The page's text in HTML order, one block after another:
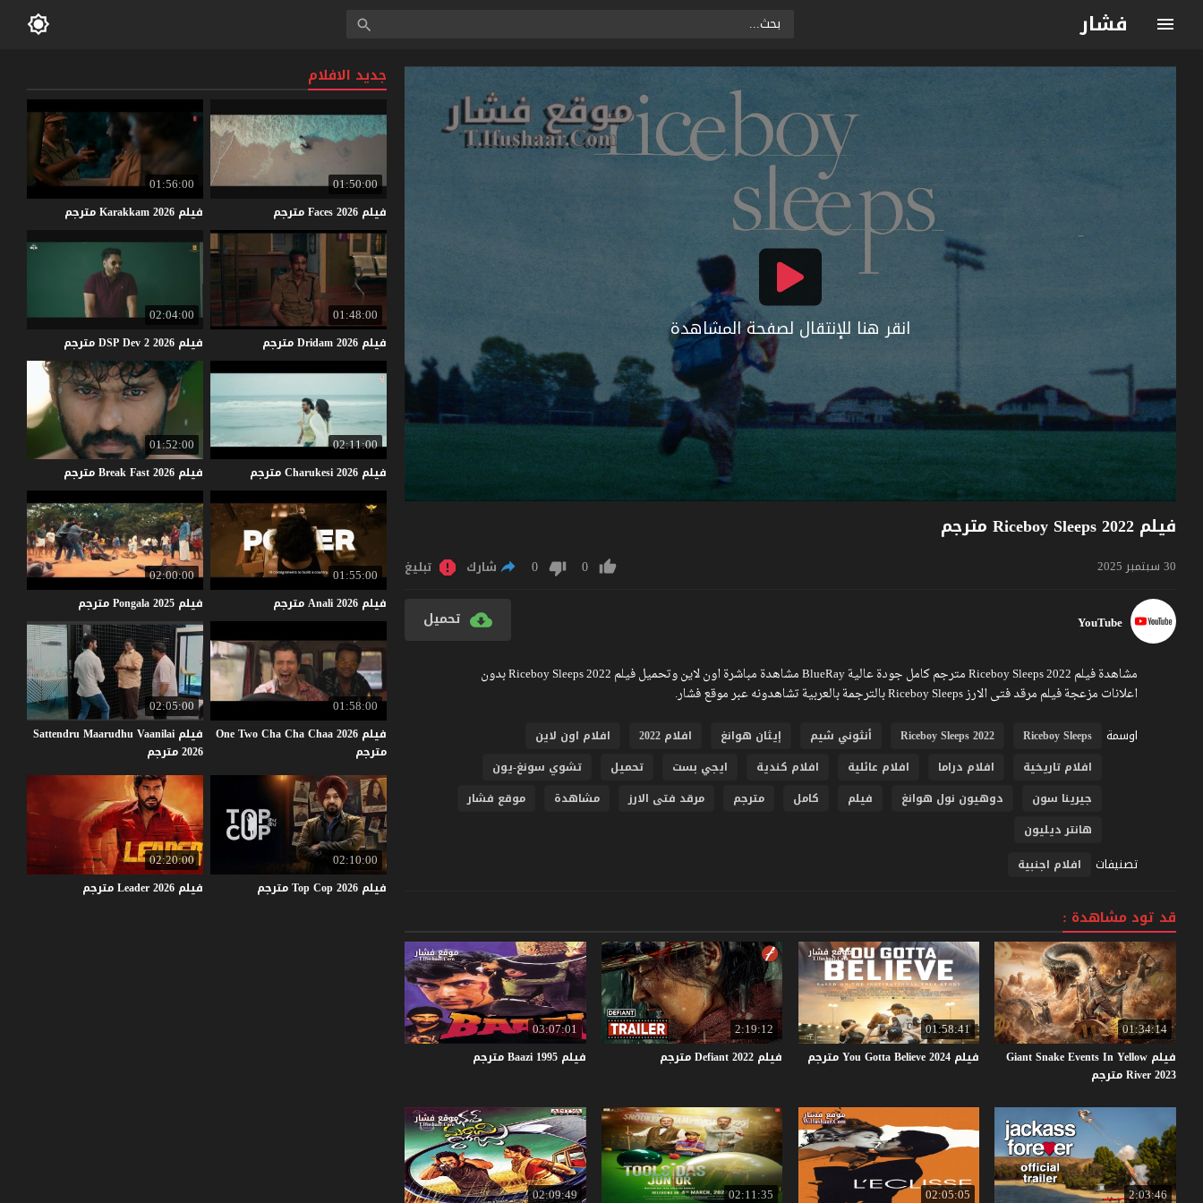
فشار
انقر هنا للإنتقال لصفحة المشاهدة
فيلم Riceboy Sleeps 2022 مترجم
30 سبتمبر 2025 0
0 شارك تبليغ
YouTube تحميل
مشاهدة فيلم Riceboy Sleeps 2022 مترجم كامل جودة عالية BlueRay مشاهدة مباشرة اون لاين وتحميل فيلم Riceboy Sleeps 2022 بدون
اعلانات مزعجة فيلم مرقد فتى الارز Riceboy Sleeps بالترجمة بالعربية تشاهدونه عبر موقع فشار.
اوسمة
Riceboy Sleeps
Riceboy Sleeps 2022 أنثوني شيم إيثان هوانغ افلام 2022
افلام اون لاين
افلام تاريخية
افلام دراما افلام عائلية افلام كندية ايجي بست تحميل
تشوي سونغ-يون
جيرينا سون
دوهيون نول هوانغ فيلم كامل مترجم مرقد فتى الارز مشاهدة
موقع فشار
هانتر ديليون
تصنيفات افلام اجنبية
قد تود مشاهدة :
01:34:14
فيلم Giant Snake Events In Yellow
River 2023 مترجم
01:58:41
فيلم YouGottaBelieve2024 مترجم
2:19:12
فيلم Defiant 2022 مترجم
03:07:01
فيلم Baazi 1995 مترجم
2:03:46
02:05:05
02:11:35
02:09:49
جديد الافلام
01:50:00
فيلم Faces2026 مترجم
01:56:00
فيلم Karakkam2026 مترجم
01:48:00
فيلم Dridam2026 مترجم
02:04:00
فيلم DSPDev22026 مترجم
02:11:00
فيلم Charukesi2026 مترجم
01:52:00
فيلم BreakFast2026 مترجم
01:55:00
فيلم Anali2026 مترجم
02:00:00
فيلم Pongala2025 مترجم
01:58:00
فيلم One Two Cha Cha Chaa 2026
مترجم
02:05:00
فيلم Sattendru Maarudhu Vaanilai
2026 مترجم
02:10:00
فيلم TopCop2026 مترجم
02:20:00
فيلم Leader2026 مترجم